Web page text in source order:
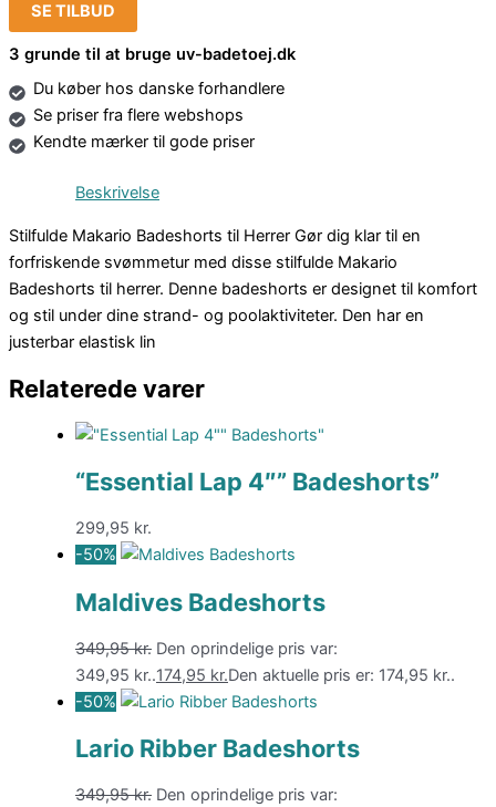
SE TILBUD
3 grunde til at bruge uv-badetoej.dk
Du køber hos danske forhandlere
Se priser fra flere webshops
Kendte mærker til gode priser
Beskrivelse
Stilfulde Makario Badeshorts til Herrer Gør dig klar til en
forfriskende svømmetur med disse stilfulde Makario
Badeshorts til herrer. Denne badeshorts er designet til komfort
og stil under dine strand- og poolaktiviteter. Den har en
justerbar elastisk lin
Relaterede varer
“Essential Lap 4″” Badeshorts”
299,95 kr.
-50%
Maldives Badeshorts
349,95kr. Den oprindelige pris var:
349,95 kr..174,95 kr.Den aktuelle pris er: 174,95 kr..
-50%
Lario Ribber Badeshorts
349,95kr. Den oprindelige pris var: